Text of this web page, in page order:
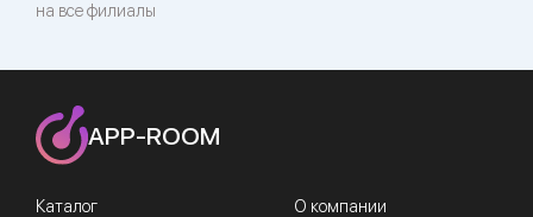
на все филиалы
Каталог
О компании
APP-ROOM